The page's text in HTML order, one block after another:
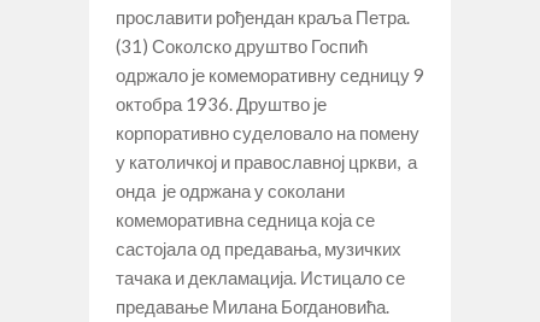
прославити рођендан краља Петра.
(31) Соколско друштво Госпић
одржало је комеморативну седницу 9
октобра 1936. Друштво је
корпоративно суделовало на помену
у католичкој и православној цркви, а
онда је одржана у соколани
комеморативна седница која се
састојала од предавања, музичких
тачака и декламација. Истицало се
предавање Милана Богдановића.